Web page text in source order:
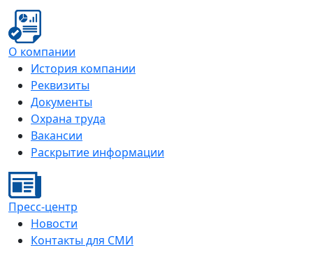
О компании
История компании
Реквизиты
Документы
Охрана труда
Вакансии
Раскрытие информации
Пресс-центр
Новости
Контакты для СМИ